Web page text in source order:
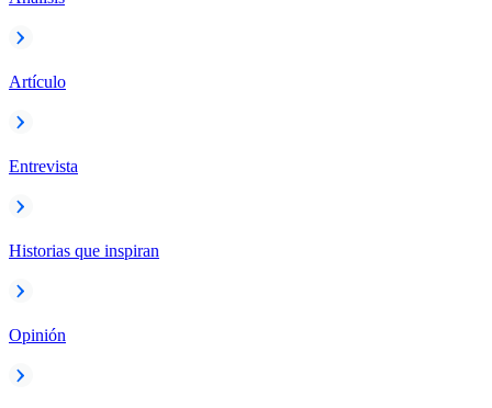
Artículo
Entrevista
Historias que inspiran
Opinión